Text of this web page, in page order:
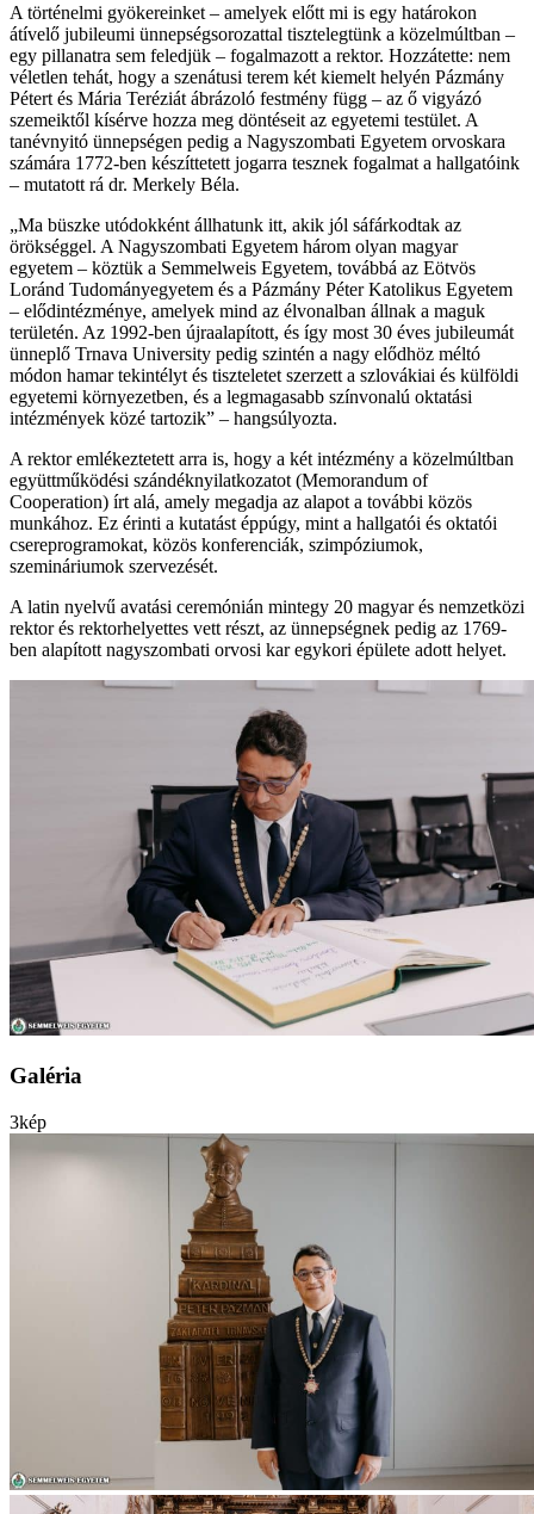
A történelmi gyökereinket – amelyek előtt mi is egy határokon
átívelő jubileumi ünnepségsorozattal tisztelegtünk a közelmúltban –
egy pillanatra sem feledjük – fogalmazott a rektor. Hozzátette: nem
véletlen tehát, hogy a szenátusi terem két kiemelt helyén Pázmány
Pétert és Mária Teréziát ábrázoló festmény függ – az ő vigyázó
szemeiktől kísérve hozza meg döntéseit az egyetemi testület. A
tanévnyitó ünnepségen pedig a Nagyszombati Egyetem orvoskara
számára 1772-ben készíttetett jogarra tesznek fogalmat a hallgatóink
– mutatott rá dr. Merkely Béla.
„Ma büszke utódokként állhatunk itt, akik jól sáfárkodtak az
örökséggel. A Nagyszombati Egyetem három olyan magyar
egyetem – köztük a Semmelweis Egyetem, továbbá az Eötvös
Loránd Tudományegyetem és a Pázmány Péter Katolikus Egyetem
– elődintézménye, amelyek mind az élvonalban állnak a maguk
területén. Az 1992-ben újraalapított, és így most 30 éves jubileumát
ünneplő Trnava University pedig szintén a nagy elődhöz méltó
módon hamar tekintélyt és tiszteletet szerzett a szlovákiai és külföldi
egyetemi környezetben, és a legmagasabb színvonalú oktatási
intézmények közé tartozik” – hangsúlyozta.
A rektor emlékeztetett arra is, hogy a két intézmény a közelmúltban
együttműködési szándéknyilatkozatot (Memorandum of
Cooperation) írt alá, amely megadja az alapot a további közös
munkához. Ez érinti a kutatást éppúgy, mint a hallgatói és oktatói
csereprogramokat, közös konferenciák, szimpóziumok,
szemináriumok szervezését.
A latin nyelvű avatási ceremónián mintegy 20 magyar és nemzetközi
rektor és rektorhelyettes vett részt, az ünnepségnek pedig az 1769-
ben alapított nagyszombati orvosi kar egykori épülete adott helyet.
Galéria
3kép